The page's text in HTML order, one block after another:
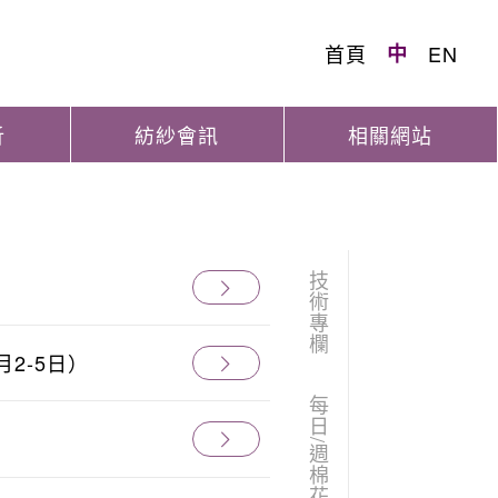
首頁 中 EN
紡紗會訊 相關網站
5日）
技術專欄